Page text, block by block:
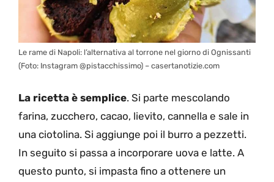
Le rame di Napoli: l’alternativa al torrone nel giorno di Ognissanti
(Foto: Instagram @pistacchissimo) – casertanotizie.com
La ricetta è semplice. Si parte mescolando
farina, zucchero, cacao, lievito, cannella e sale in
una ciotolina. Si aggiunge poi il burro a pezzetti.
In seguito si passa a incorporare uova e latte. A
questo punto, si impasta fino a ottenere un